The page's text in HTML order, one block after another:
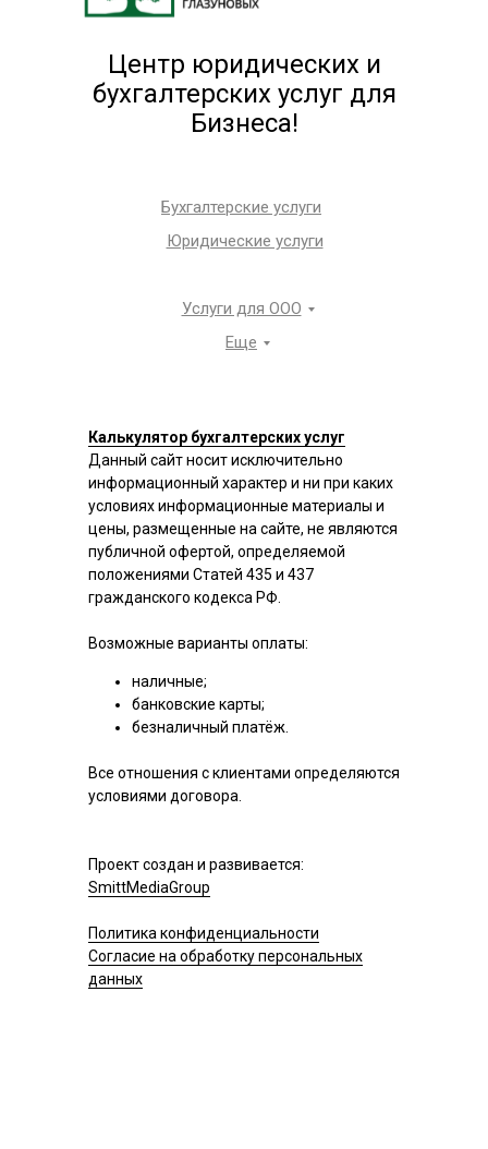
Центр юридических и
бухгалтерских услуг для
Бизнеса!
Бухгалтерские услуги
Юридические услуги
Услуги для ООО
Еще
Калькулятор бухгалтерских услуг
Данный сайт носит исключительно
информационный характер и ни при каких
условиях информационные материалы и
цены, размещенные на сайте, не являются
публичной офертой, определяемой
положениями Статей 435 и 437
гражданского кодекса РФ.
Возможные варианты оплаты:
наличные;
банковские карты;
безналичный платёж.
Все отношения с клиентами определяются
условиями договора.
Проект создан и развивается:
SmittMediaGroup
Политика конфиденциальности
Согласие на обработку персональных
данных